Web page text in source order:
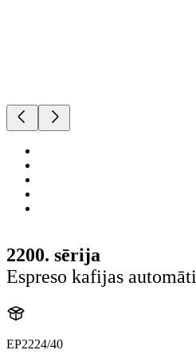
2200. sērija
Espreso kafijas automāti
EP2224/40